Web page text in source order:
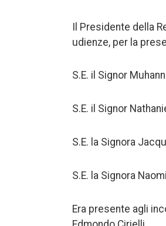
Il Presidente della
udienze, per la
S.E. il Signor
S.E. il Signor
S.E. la Signora
S.E. la Signora
Era presente agli